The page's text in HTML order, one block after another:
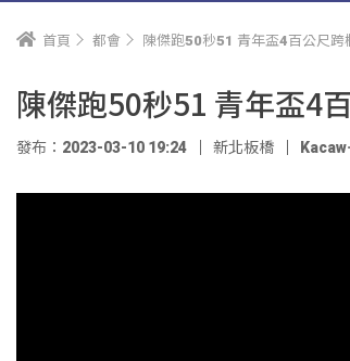
首頁 都會 陳傑跑50秒51 青年盃4百公尺跨
陳傑跑50秒51 青年盃4
發布：2023-03-10 19:24 新北板橋